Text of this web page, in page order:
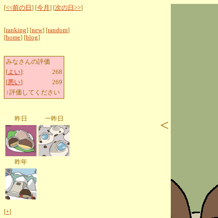
[<<前の日 ] [今月 ] [次の日>>]
[ranking] [new] [random]
[home] [blog]
みなさんの評価
[よい]:
268
[悪い]:
269
↑評価してください
昨日 一昨日
昨年
[+]
<